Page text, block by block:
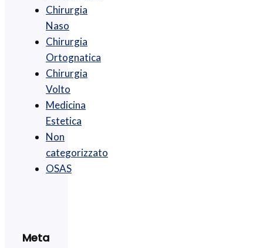
Chirurgia
Naso
Chirurgia
Ortognatica
Chirurgia
Volto
Medicina
Estetica
Non
categorizzato
OSAS
Meta